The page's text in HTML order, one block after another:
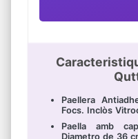
Paellera
Focs. Inclòs
Paella amb
Diametro de 36